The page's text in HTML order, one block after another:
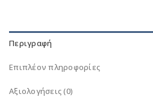
Περιγραφή
Επιπλέον πληροφορίες
Αξιολογήσεις (0)